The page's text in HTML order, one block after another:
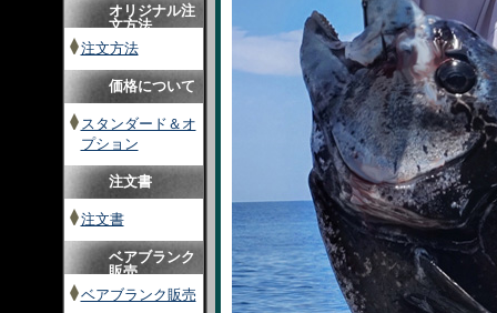
オリジナル注
文方法
注文方法
価格について
スタンダード＆オ
プション
注文書
注文書
ベアブランク
販売
ベアブランク販売